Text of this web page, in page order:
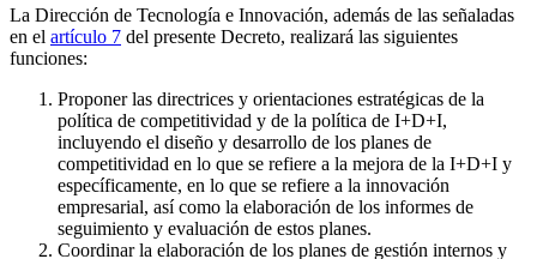
La Dirección de Tecnología e Innovación, además de las señaladas
en el artículo 7 del presente Decreto, realizará las siguientes
funciones:
Proponer las directrices y orientaciones estratégicas de la
política de competitividad y de la política de I+D+I,
incluyendo el diseño y desarrollo de los planes de
competitividad en lo que se refiere a la mejora de la I+D+I y
específicamente, en lo que se refiere a la innovación
empresarial, así como la elaboración de los informes de
seguimiento y evaluación de estos planes.
Coordinar la elaboración de los planes de gestión internos y